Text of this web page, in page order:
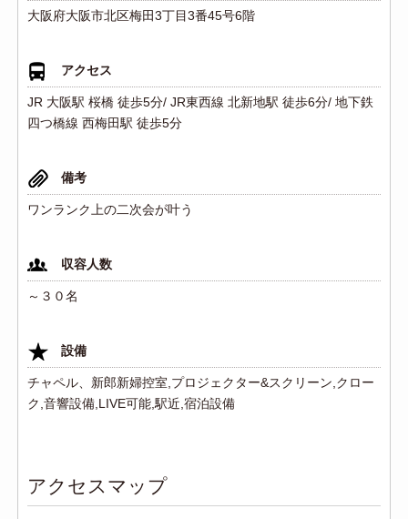
大阪府大阪市北区梅田3丁目3番45号6階
アクセス
JR 大阪駅 桜橋 徒歩5分/ JR東西線 北新地駅 徒歩6分/ 地下鉄
四つ橋線 西梅田駅 徒歩5分
備考
ワンランク上の二次会が叶う
収容人数
～３０名
設備
チャペル、新郎新婦控室,プロジェクター&スクリーン,クロー
ク,音響設備,LIVE可能,駅近,宿泊設備
アクセスマップ